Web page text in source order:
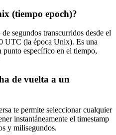
(tiempo epoch)?
segundos transcurridos desde el
UTC (la época Unix). Es una
punto específico en el tiempo,
de vuelta a un
te permite seleccionar cualquier
instantáneamente el timestamp
y milisegundos.